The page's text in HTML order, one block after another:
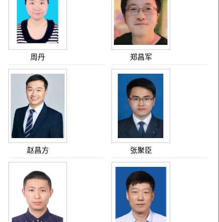
周丹 郑昌军
赵昌方 张聚臣